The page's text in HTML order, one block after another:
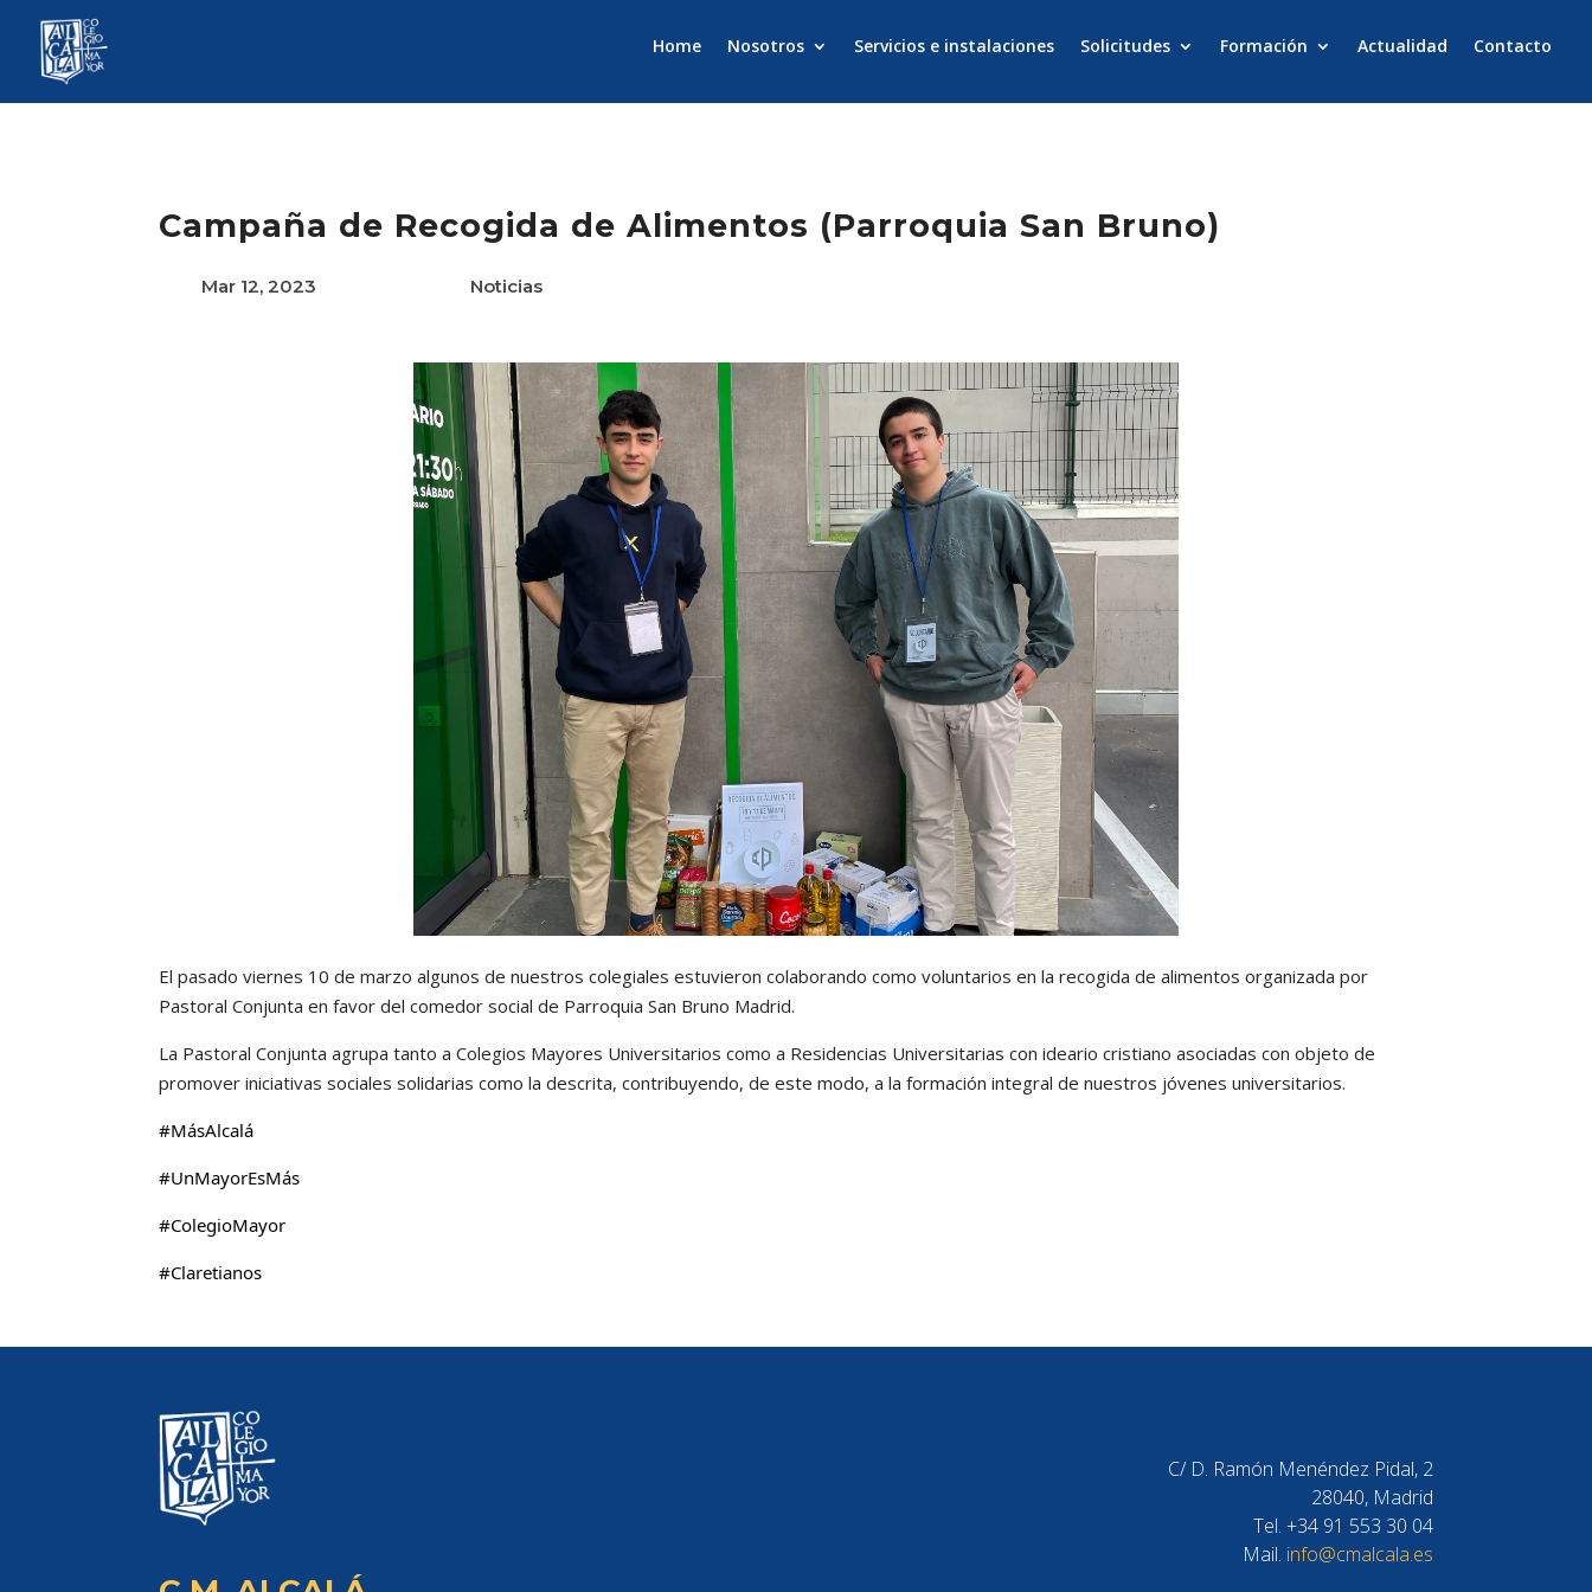
Home Nosotros Servicios e instalaciones Solicitudes Formación Actualidad Contacto
Campaña de Recogida de Alimentos (Parroquia San Bruno)
Mar 12, 2023 Noticias
El pasado viernes 10 de marzo algunos de nuestros colegiales estuvieron colaborando como voluntarios en la recogida de alimentos organizada por
Pastoral Conjunta en favor del comedor social de Parroquia San Bruno Madrid.
La Pastoral Conjunta agrupa tanto a Colegios Mayores Universitarios como a Residencias Universitarias con ideario cristiano asociadas con objeto de
promover iniciativas sociales solidarias como la descrita, contribuyendo, de este modo, a la formación integral de nuestros jóvenes universitarios.
#MásAlcalá
#UnMayorEsMás
#ColegioMayor
#Claretianos
C/ D. Ramón Menéndez Pidal, 2
28040, Madrid
Tel. +34 91 553 30 04
Mail. info@cmalcala.es